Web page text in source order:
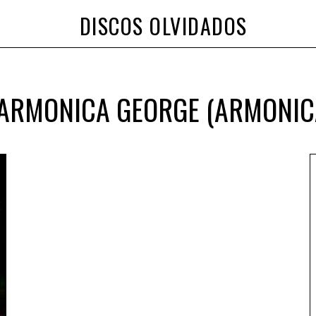
DISCOS OLVIDADOS
GEORGE